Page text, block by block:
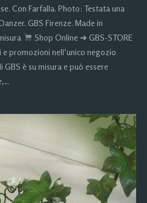
Con Farfalla. Photo: Testata una
GBS Firenze. Made in
Shop Online ➜ GBS-STORE
promozioni nell’unico negozio
è su misura e può essere